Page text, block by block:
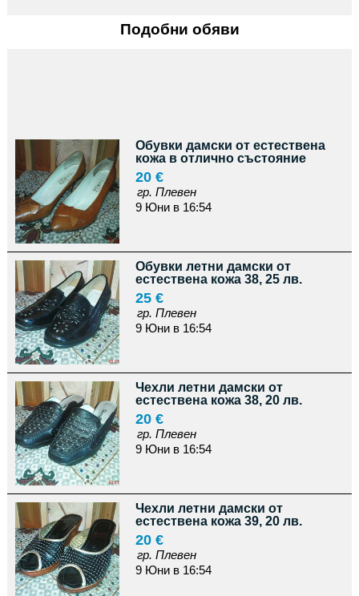
Подобни обяви
Обувки дамски от естествена
кожа в отлично състояние
20 €
гр. Плевен
9 Юни в 16:54
Обувки летни дамски от
естествена кожа 38, 25 лв.
25 €
гр. Плевен
9 Юни в 16:54
Чехли летни дамски от
естествена кожа 38, 20 лв.
20 €
гр. Плевен
9 Юни в 16:54
Чехли летни дамски от
естествена кожа 39, 20 лв.
20 €
гр. Плевен
9 Юни в 16:54